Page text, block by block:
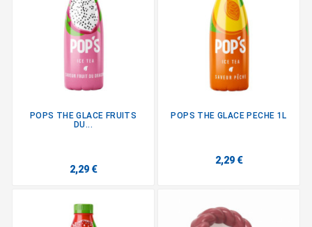
POPS THE GLACE FRUITS
DU...
2,29 €
POPS THE GLACE PECHE 1L
2,29 €